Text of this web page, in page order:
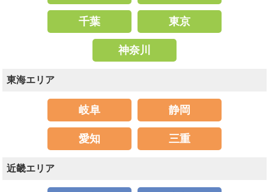
千葉 東京
神奈川
東海エリア
岐阜 静岡
愛知 三重
近畿エリア